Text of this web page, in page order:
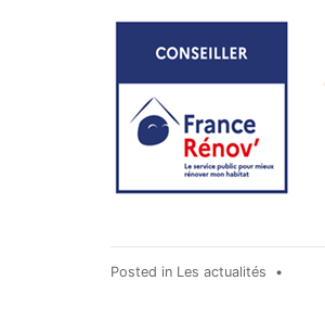
Posted in Les actualités •